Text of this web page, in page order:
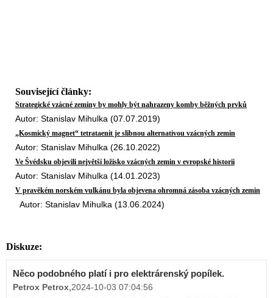
Související články:
Strategické vzácné zeminy by mohly být nahrazeny komby běžných prvků
Autor: Stanislav Mihulka (07.07.2019)
„Kosmický magnet“ tetrataenit je slibnou alternativou vzácných zemin
Autor: Stanislav Mihulka (26.10.2022)
Ve Švédsku objevili největší ložisko vzácných zemin v evropské historii
Autor: Stanislav Mihulka (14.01.2023)
V pravěkém norském vulkánu byla objevena ohromná zásoba vzácných zemin
Autor: Stanislav Mihulka (13.06.2024)
Diskuze:
Něco podobného platí i pro elektrárenský popílek.
Petrox Petrox 2024-10-03 07:04:56